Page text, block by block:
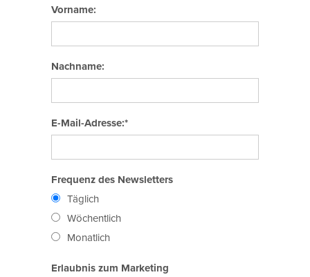
Vorname:
Nachname:
E-Mail-Adresse:*
Frequenz des Newsletters
Täglich
Wöchentlich
Monatlich
Erlaubnis zum Marketing